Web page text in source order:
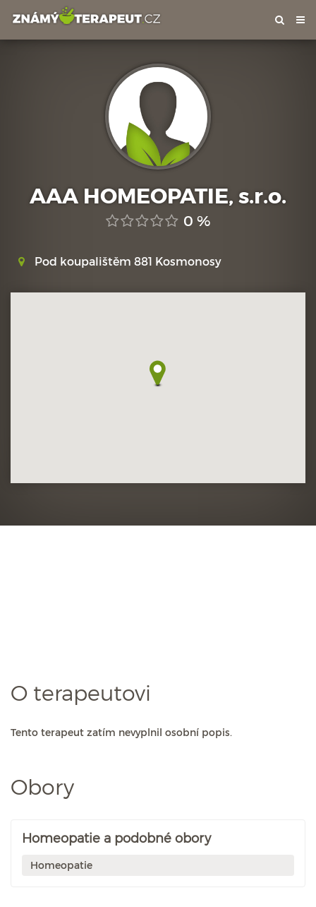
AAA HOMEOPATIE, s.r.o.
0 %
Pod koupalištěm 881 Kosmonosy
O terapeutovi
Tento terapeut zatím nevyplnil osobní popis.
Obory
Homeopatie a podobné obory
Homeopatie